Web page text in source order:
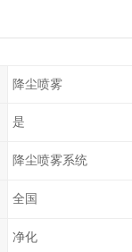
降尘喷雾
是
降尘喷雾系统
全国
净化